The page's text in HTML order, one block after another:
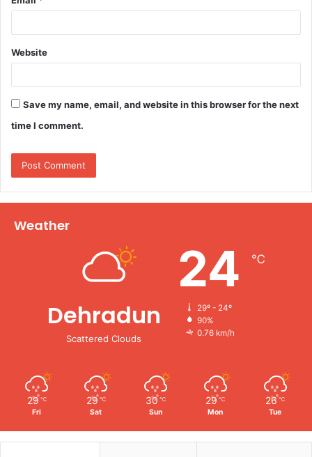
Website
Save my name, email, and website in this browser for the next
time I comment.
Weather
Dehradun
Scattered Clouds
24 ℃
29º - 24º
90%
0.76 km/h
29 ℃
Fri
29 ℃
Sat
30 ℃
Sun
29 ℃
Mon
26 ℃
Tue